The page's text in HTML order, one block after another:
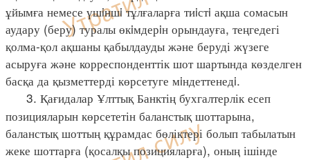
ұйымға немесе үшiншi тұлғаларға тиiстi ақша сомасын
аудару (беру) туралы өкiмдерiн орындауға, теңгедегі
қолма-қол ақшаны қабылдауды және беруді жүзеге
асыруға және корреспонденттік шот шартында көзделген
басқа да қызметтерді көрсетуге мiндеттенедi.
3. Қағидалар Ұлттық Банктің бухгалтерлік есеп
позицияларын көрсететін баланстық шоттарына,
баланстық шоттың құрамдас бөліктері болып табылатын
жеке шоттарға (қосалқы позицияларға), оның ішінде